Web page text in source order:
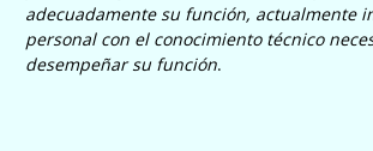
adecuadamente su función, actualmente
personal con el conocimiento técnico
desempeñar su función.